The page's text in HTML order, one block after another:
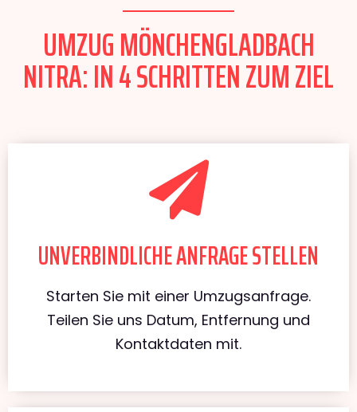
UMZUG MÖNCHENGLADBACH
NITRA: IN 4 SCHRITTEN ZUM ZIEL
UNVERBINDLICHE ANFRAGE STELLEN
Starten Sie mit einer Umzugsanfrage.
Teilen Sie uns Datum, Entfernung und
Kontaktdaten mit.